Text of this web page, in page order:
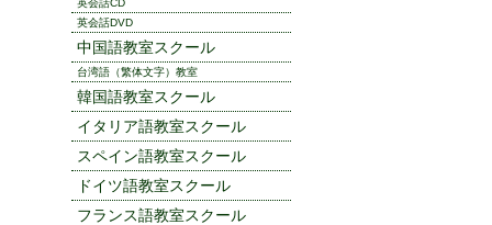
英会話CD
英会話DVD
中国語教室スクール
台湾語（繁体文字）教室
韓国語教室スクール
イタリア語教室スクール
スペイン語教室スクール
ドイツ語教室スクール
フランス語教室スクール